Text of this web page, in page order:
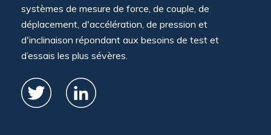
systèmes de mesure de force, de couple, de
déplacement, d'accélération, de pression et
d'inclinaison répondant aux besoins de test et
d’essais les plus sévères.